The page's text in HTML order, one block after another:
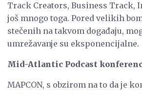
Track Creators, Business Track,
još mnogo toga. Pored velikih
stečenih na takvom događaju,
umrežavanje su eksponencijalne.
Mid-Atlantic Podcast
MAPCON, s obzirom na to da je